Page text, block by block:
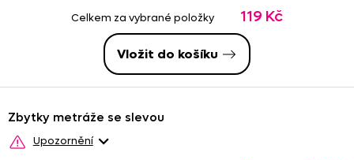
Celkem za vybrané položky 119 Kč
Vložit do košíku
Zbytky metráže se slevou
Upozornění